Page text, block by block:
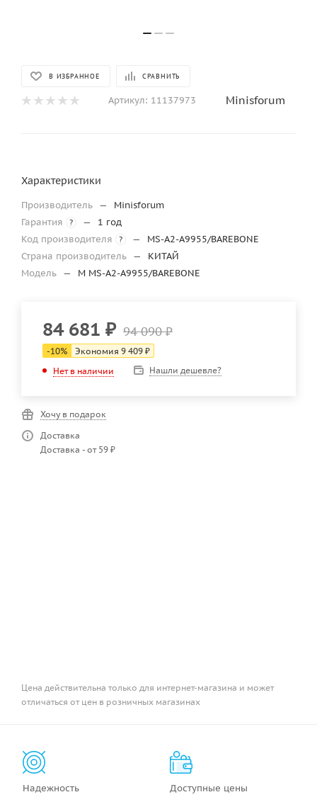
В ИЗБРАННОЕ СРАВНИТЬ
Артикул: 11137973 Minisforum
Характеристики
Производитель —
Minisforum
Гарантия
? —
1 год
Код производителя
? —
MS-A2-A9955/BAREBONE
Страна производитель —
КИТАЙ
Модель — M MS-A2-A9955/BAREBONE
84 681 ₽ 94 090₽
-10% Экономия 9 409 ₽
Нет в наличии
Нашли дешевле?
Хочу в подарок
Доставка
Доставка - от 59 ₽
Цена действительна только для интернет-магазина и может
отличаться от цен в розничных магазинах
Надежность
Доступные цены